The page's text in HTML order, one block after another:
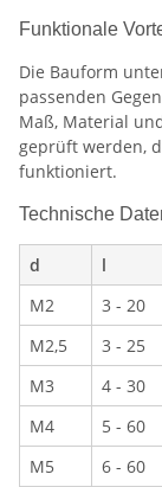
Funktionale
Die Bauform
passenden
Maß, Material
geprüft werden,
funktioniert.
Technische
d l
M2
3 - 20
M2,5
3 - 25
M3
4 - 30
M4
5 - 60
M5
6 - 60